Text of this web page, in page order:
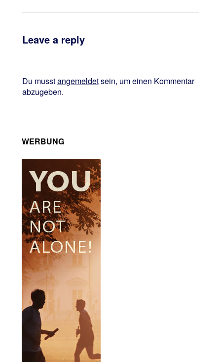
Leave a reply
Du musstangemeldetsein, um einen Kommentar
abzugeben.
WERBUNG